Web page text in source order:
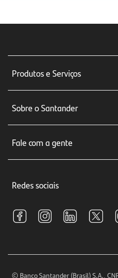
Produtos e Serviços
Seguros
Crédito e Financiamentos
Investimentos
Sobre o Santander
Relações com Investidores
Fale com a gente
Central de Renegociação
S.A.C
Encontre nossas agências
Horários de Atendimento
Redes sociais
© Banco Santander (Brasil) S.A.,